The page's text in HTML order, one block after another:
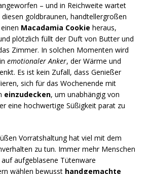
– und in Reichweite wartet
goldbraunen, handtellergroßen
Macadamia Cookie heraus,
plötzlich füllt der Duft von Butter und
Zimmer. In solchen Momenten wird
emotionaler Anker, der Wärme und
Es ist kein Zufall, dass Genießer
sich für das Wochenende mit
einzudecken, um unabhängig von
eine hochwertige Süßigkeit parat zu
Vorratshaltung hat viel mit dem
zu tun. Immer mehr Menschen
aufgeblasene Tütenware
wählen bewusst handgemachte